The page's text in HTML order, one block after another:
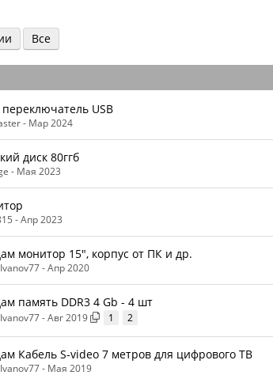
Все
USB
- Мар 2024
диск 80ггб
- Мая 2023
-Апр 2023
монитор 15", корпус от ПК и др.
-Апр 2020
память DDR3 4 Gb - 4 шт
-Авг 2019 1 2
Кабель S-video 7 метров для цифрового ТВ
- Мая 2019